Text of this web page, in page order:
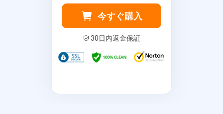
今すぐ購入
30日内返金保証